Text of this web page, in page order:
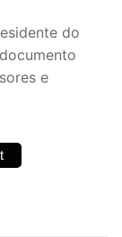
do
e